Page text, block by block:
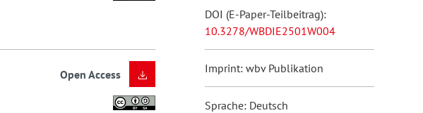
Open Access
DOI (E-Paper-Teilbeitrag):
10.3278/WBDIE2501W004
Imprint: wbv Publikation
Sprache: Deutsch